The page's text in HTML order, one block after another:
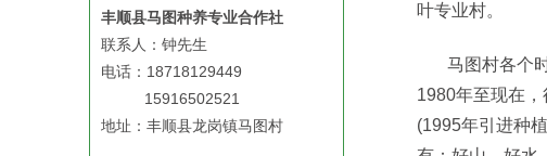
丰顺县马图种养专业合作社
联系人：钟先生
电话：18718129449
15916502521
地址：丰顺县龙岗镇马图村
叶专业村。
马图村各个时
1980年至现在
(1995年引进种